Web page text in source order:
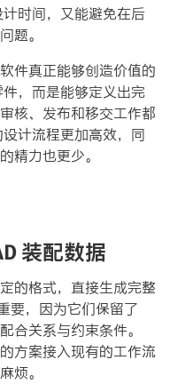
时间，又能避免在后
题。
件真正能够创造价值的
，而是能够定义出完
核、发布和移交工作都
计流程更加高效，同
精力也更少。
装配数据
的格式，直接生成完整
要，因为它们保留了
合关系与约束条件。
方案接入现有的工作流
烦。